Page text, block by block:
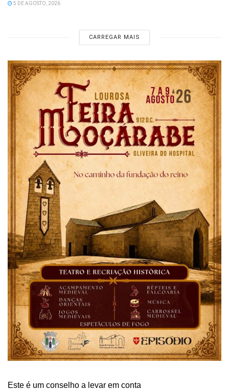
5 DE AGOSTO, 2026
CARREGAR MAIS
Este é um conselho a levar em conta